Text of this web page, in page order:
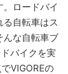
ロードバイ
自転車はス
んな自転車ブ
バイクを実
VIGOREの